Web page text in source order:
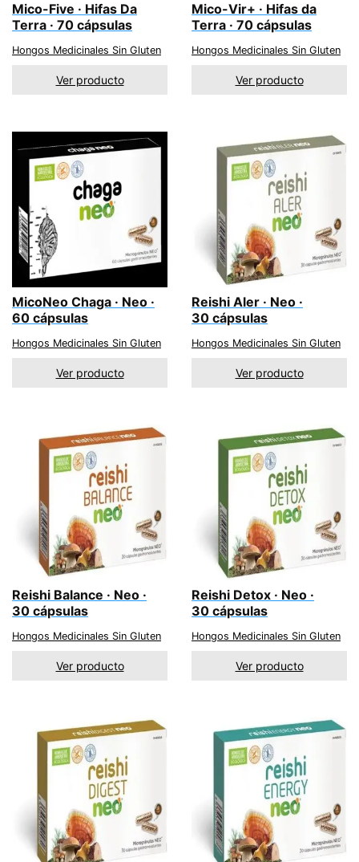
Mico-Five · Hifas Da
Terra · 70 cápsulas
Hongos Medicinales Sin Gluten
Ver producto
Mico-Vir+ · Hifas da
Terra · 70 cápsulas
Hongos Medicinales Sin Gluten
Ver producto
MicoNeo Chaga · Neo ·
60 cápsulas
Hongos Medicinales Sin Gluten
Ver producto
Reishi Aler · Neo ·
30 cápsulas
Hongos Medicinales Sin Gluten
Ver producto
Reishi Balance · Neo ·
30 cápsulas
Hongos Medicinales Sin Gluten
Ver producto
Reishi Detox · Neo ·
30 cápsulas
Hongos Medicinales Sin Gluten
Ver producto